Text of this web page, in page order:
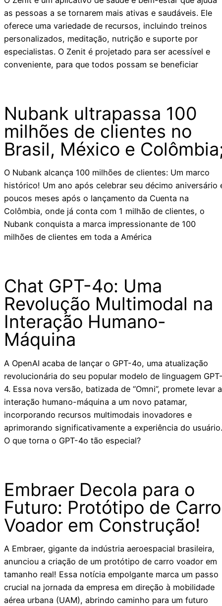
as pessoas a se tornarem mais ativas e saudáveis. Ele
oferece uma variedade de recursos, incluindo treinos
personalizados, meditação, nutrição e suporte por
especialistas. O Zenit é projetado para ser acessível e
conveniente, para que todos possam se beneficiar
Nubank ultrapassa 100
milhões de clientes no
Brasil, México e
O Nubank alcança 100 milhões de clientes: Um marco
histórico! Um ano após celebrar seu décimo aniversário
poucos meses após o lançamento da Cuenta na
Colômbia, onde já conta com 1 milhão de clientes, o
Nubank conquista a marca impressionante de 100
milhões de clientes em toda a América
Chat GPT-4o: Uma
Revolução Multimodal na
Interação Humano-
Máquina
A OpenAI acaba de lançar o GPT-4o, uma atualização
revolucionária do seu popular modelo de linguagem
4. Essa nova versão, batizada de “Omni”, promete levar a
interação humano-máquina a um novo patamar,
incorporando recursos multimodais inovadores e
aprimorando significativamente a experiência do usuário.
O que torna o GPT-4o tão especial?
Embraer Decola para o
Futuro: Protótipo de Carro
Voador em Construção!
A Embraer, gigante da indústria aeroespacial brasileira,
anunciou a criação de um protótipo de carro voador em
tamanho real! Essa notícia empolgante marca um passo
crucial na jornada da empresa em direção à mobilidade
aérea urbana (UAM), abrindo caminho para um futuro